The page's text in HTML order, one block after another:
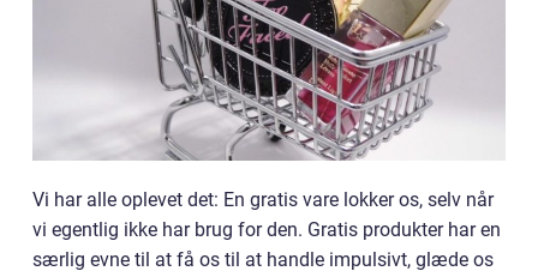
Vi har alle oplevet det: En gratis vare lokker os, selv når
vi egentlig ikke har brug for den. Gratis produkter har en
særlig evne til at få os til at handle impulsivt, glæde os